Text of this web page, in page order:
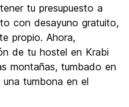
tu presupuesto a
con desayuno gratuito,
propio. Ahora,
de tu hostel en Krabi
montañas, tumbado en
tumbona en el